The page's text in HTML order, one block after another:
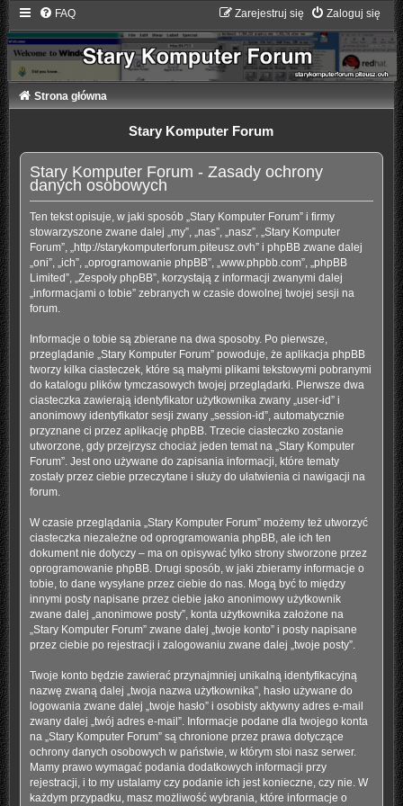
FAQ Zaloguj się
Zarejestruj się
Strona główna
Stary Komputer Forum
Stary Komputer Forum - Zasady ochrony
danych osobowych
Ten tekst opisuje, w jaki sposób „Stary Komputer Forum” i firmy
stowarzyszone zwane dalej „my”, „nas”, „nasz”, „Stary Komputer
Forum”, „http://starykomputerforum.piteusz.ovh” i phpBB zwane dalej
„oni”, „ich”, „oprogramowanie phpBB”, „www.phpbb.com”, „phpBB
Limited”, „Zespoły phpBB”, korzystają z informacji zwanymi dalej
„informacjami o tobie” zebranych w czasie dowolnej twojej sesji na
forum.
Informacje o tobie są zbierane na dwa sposoby. Po pierwsze,
przeglądanie „Stary Komputer Forum” powoduje, że aplikacja phpBB
tworzy kilka ciasteczek, które są małymi plikami tekstowymi pobranymi
do katalogu plików tymczasowych twojej przeglądarki. Pierwsze dwa
ciasteczka zawierają identyfikator użytkownika zwany „user-id” i
anonimowy identyfikator sesji zwany „session-id”, automatycznie
przyznane ci przez aplikację phpBB. Trzecie ciasteczko zostanie
utworzone, gdy przejrzysz chociaż jeden temat na „Stary Komputer
Forum”. Jest ono używane do zapisania informacji, które tematy
zostały przez ciebie przeczytane i służy do ułatwienia ci nawigacji na
forum.
W czasie przeglądania „Stary Komputer Forum” możemy też utworzyć
ciasteczka niezależne od oprogramowania phpBB, ale ich ten
dokument nie dotyczy – ma on opisywać tylko strony stworzone przez
oprogramowanie phpBB. Drugi sposób, w jaki zbieramy informacje o
tobie, to dane wysyłane przez ciebie do nas. Mogą być to między
innymi posty napisane przez ciebie jako anonimowy użytkownik
zwane dalej „anonimowe posty”, konta użytkownika założone na
„Stary Komputer Forum” zwane dalej „twoje konto” i posty napisane
przez ciebie po rejestracji i zalogowaniu zwane dalej „twoje posty”.
Twoje konto będzie zawierać przynajmniej unikalną identyfikacyjną
nazwę zwaną dalej „twoja nazwa użytkownika”, hasło używane do
logowania zwane dalej „twoje hasło” i osobisty aktywny adres e-mail
zwany dalej „twój adres e-mail”. Informacje podane dla twojego konta
na „Stary Komputer Forum” są chronione przez prawa dotyczące
ochrony danych osobowych w państwie, w którym stoi nasz serwer.
Mamy prawo wymagać podania dodatkowych informacji przy
rejestracji, i to my ustalamy czy podanie ich jest konieczne, czy nie. W
każdym przypadku, masz możliwość wybrania, które informacje o